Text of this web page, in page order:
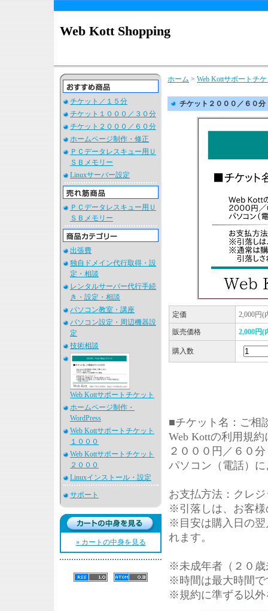
Web Kott Shopping
チケット／１５分
チケット１０００／３０分
チケット２０００／６０分
ホームページ制作・修正
ＰＣデータレスキュー用Ｕ
ＳＢメモリー
Linuxサーバー設定
ＰＣデータレスキュー用Ｕ
ＳＢメモリー
出張費
独自ドメイン代行取得・設
定・相談
レンタルサーバー代行手続
き・設定・相談
パソコン教室・講座
パソコン設定・周辺機器設
定
技術相談
Web Kottサポートチケット
ホームページ制作・
WordPress
Web Kottサポートチケット
１０００
Web Kottサポートチケット
２０００
Linuxインストール・設定
サポート
» カートの中身を見る
ホーム > Web Kottサポートチ
チケット２０００／６０分
定価 2,000円(
販売価格 2,000円(
購入数
■チケット名：ご相
Web Kottの利用規
２０００円／６０
パソコン（電話）
お支払方法：クレ
※引落しは、お客様
※目安は購入日の翌
れます。
※未成年者（２０歳
※時間は最大時間で
※規約に準ずる以外